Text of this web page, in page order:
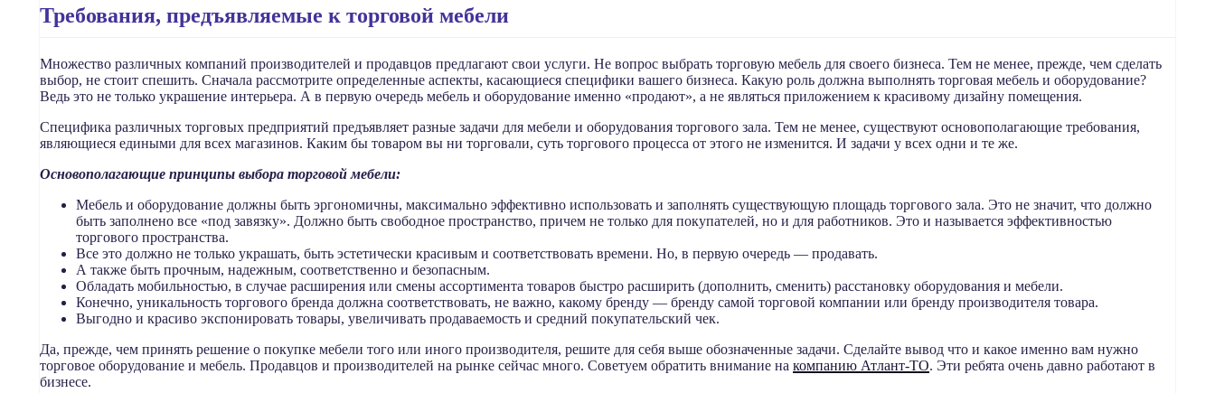
Требования, предъявляемые к торговой мебели
Множество различных компаний производителей и продавцов предлагают свои услуги. Не вопрос выбрать торговую мебель для своего бизнеса. Тем не менее, прежде, чем сделать
выбор, не стоит спешить. Сначала рассмотрите определенные аспекты, касающиеся специфики вашего бизнеса. Какую роль должна выполнять торговая мебель и оборудование?
Ведь это не только украшение интерьера. А в первую очередь мебель и оборудование именно «продают», а не являться приложением к красивому дизайну помещения.
Специфика различных торговых предприятий предъявляет разные задачи для мебели и оборудования торгового зала. Тем не менее, существуют основополагающие требования,
являющиеся едиными для всех магазинов. Каким бы товаром вы ни торговали, суть торгового процесса от этого не изменится. И задачи у всех одни и те же.
Основополагающие принципы выбора торговой мебели:
Мебель и оборудование должны быть эргономичны, максимально эффективно использовать и заполнять существующую площадь торгового зала. Это не значит, что должно
быть заполнено все «под завязку». Должно быть свободное пространство, причем не только для покупателей, но и для работников. Это и называется эффективностью
торгового пространства.
Все это должно не только украшать, быть эстетически красивым и соответствовать времени. Но, в первую очередь — продавать.
А также быть прочным, надежным, соответственно и безопасным.
Обладать мобильностью, в случае расширения или смены ассортимента товаров быстро расширить (дополнить, сменить) расстановку оборудования и мебели.
Конечно, уникальность торгового бренда должна соответствовать, не важно, какому бренду — бренду самой торговой компании или бренду производителя товара.
Выгодно и красиво экспонировать товары, увеличивать продаваемость и средний покупательский чек.
Да, прежде, чем принять решение о покупке мебели того или иного производителя, решите для себя выше обозначенные задачи. Сделайте вывод что и какое именно вам нужно
торговое оборудование и мебель. Продавцов и производителей на рынке сейчас много. Советуем обратить внимание на компанию Атлант-ТО. Эти ребята очень давно работают в
бизнесе.